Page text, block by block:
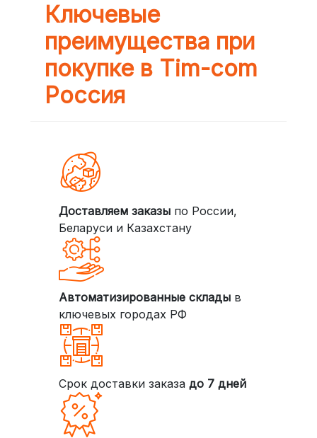
Ключевые
преимущества при
покупке в Tim-com
Россия
Доставляем заказыпо России,
Беларуси и Казахстану
Автоматизированные складыв
ключевых городах РФ
Срок доставки заказа до 7 дней